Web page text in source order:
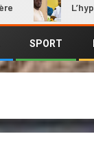
L’hyper-
SPORT